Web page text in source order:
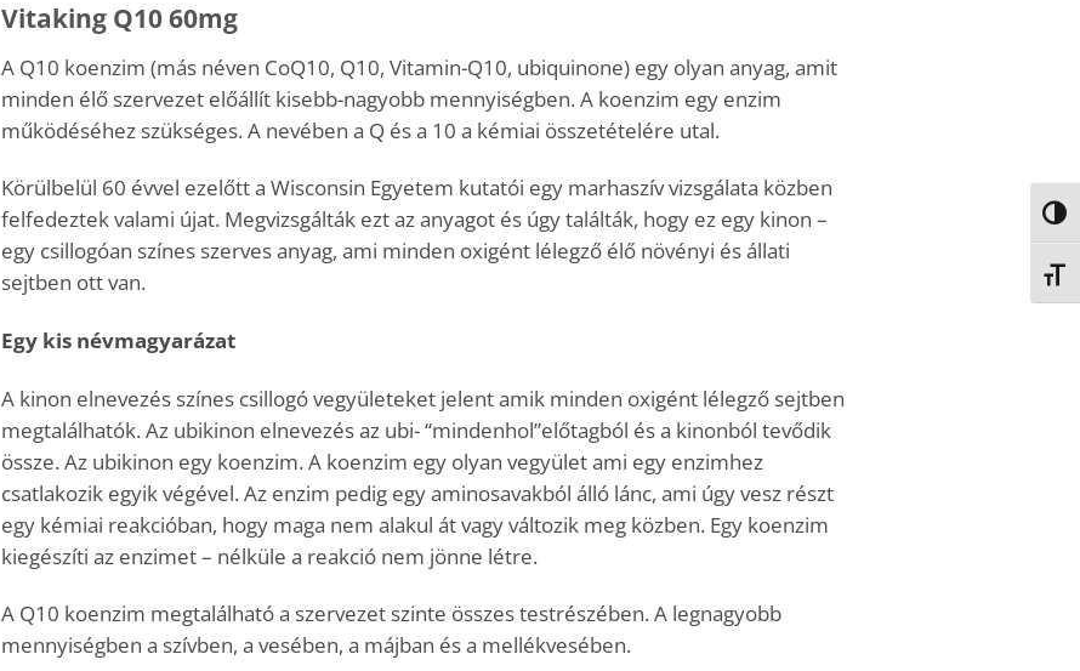
Vitaking Q10 60mg
A Q10 koenzim (más néven CoQ10, Q10, Vitamin-Q10, ubiquinone) egy olyan anyag, amit
minden élő szervezet előállít kisebb-nagyobb mennyiségben. A koenzim egy enzim
működéséhez szükséges. A nevében a Q és a 10 a kémiai összetételére utal.
Körülbelül 60 évvel ezelőtt a Wisconsin Egyetem kutatói egy marhaszív vizsgálata közben
felfedeztek valami újat. Megvizsgálták ezt az anyagot és úgy találták, hogy ez egy kinon –
egy csillogóan színes szerves anyag, ami minden oxigént lélegző élő növényi és állati
sejtben ott van.
Egy kis névmagyarázat
A kinon elnevezés színes csillogó vegyületeket jelent amik minden oxigént lélegző sejtben
megtalálhatók. Az ubikinon elnevezés az ubi- “mindenhol”előtagból és a kinonból tevődik
össze. Az ubikinon egy koenzim. A koenzim egy olyan vegyület ami egy enzimhez
csatlakozik egyik végével. Az enzim pedig egy aminosavakból álló lánc, ami úgy vesz részt
egy kémiai reakcióban, hogy maga nem alakul át vagy változik meg közben. Egy koenzim
kiegészíti az enzimet – nélküle a reakció nem jönne létre.
A Q10 koenzim megtalálható a szervezet szinte összes testrészében. A legnagyobb
mennyiségben a szívben, a vesében, a májban és a mellékvesében.